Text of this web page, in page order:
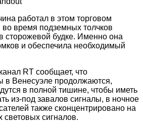
работал в этом торговом
во время подземных толчков
сторожевой будке. Именно она
и обеспечила необходимый
RT сообщает, что
в Венесуэле продолжаются,
в полной тишине, чтобы иметь
из-под завалов сигналы, в ночное
также сконцентрировано на
сигналов.